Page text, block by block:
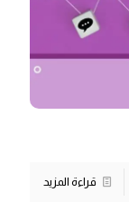
قراءة المزيد